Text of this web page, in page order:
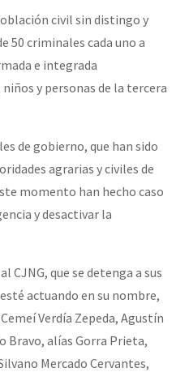
civil sin distingo y
50 criminales cada uno a
e integrada
y personas de la tercera
de gobierno, que han sido
agrarias y civiles de
momento han hecho caso
y desactivar la
CJNG, que se detenga a sus
actuando en su nombre,
Verdía Zepeda, Agustín
Bravo, alías Gorra Prieta,
Mercado Cervantes,